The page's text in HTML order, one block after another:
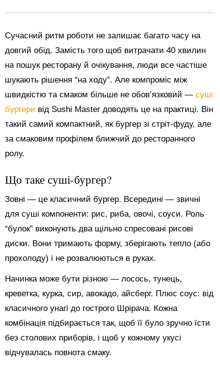
Сучасний ритм роботи не залишає багато часу на
довгий обід. Замість того щоб витрачати 40 хвилин
на пошук ресторану й очікування, люди все частіше
шукають рішення “на ходу”. Але компроміс між
швидкістю та смаком більше не обов’язковий — суші
бургери від Sushi Master доводять це на практиці. Він
такий самий компактний, як бургер зі стріт-фуду, але
за смаковим профілем ближчий до ресторанного
ролу.
Що таке суші-бургер?
Зовні — це класичний бургер. Всередині — звичні
для суші компоненти: рис, риба, овочі, соуси. Роль
“булок” виконують два щільно спресовані рисові
диски. Вони тримають форму, зберігають тепло (або
прохолоду) і не розвалюються в руках.
Начинка може бути різною — лосось, тунець,
креветка, курка, сир, авокадо, айсберг. Плюс соус: від
класичного унагі до гострого Шрірача. Кожна
комбінація підбирається так, щоб її було зручно їсти
без столових приборів, і щоб у кожному укусі
відчувалась повнота смаку.